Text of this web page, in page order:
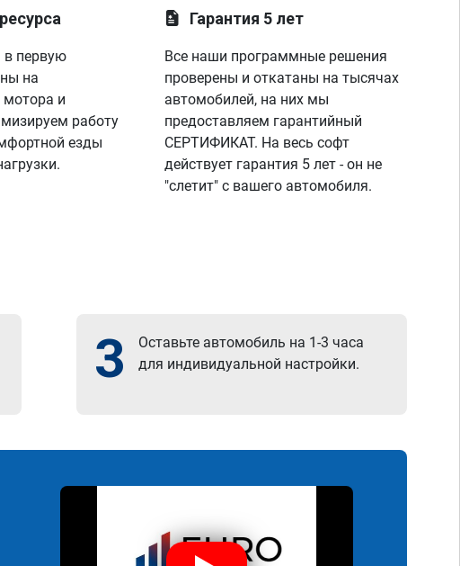
первую
на
мотора и
работу
езды
Гарантия 5 лет
Все наши программные решения
проверены и откатаны на тысячах
автомобилей, на них мы
предоставляем гарантийный
СЕРТИФИКАТ. На весь софт
действует гарантия 5 лет - он не
"слетит" с вашего автомобиля.
3
Оставьте автомобиль на 1-3 часа
для индивидуальной настройки.